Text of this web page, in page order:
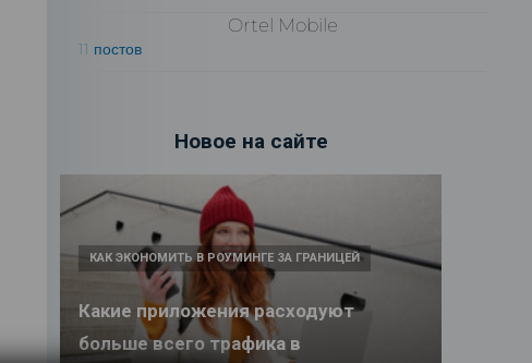
Ortel Mobile
11 постов
Новое на сайте
Какие приложения расходуют
больше всего трафика в
КАК ЭКОНОМИТЬ В РОУМИНГЕ ЗА ГРАНИЦЕЙ